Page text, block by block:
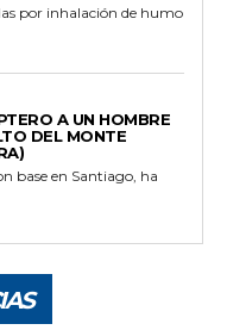
por inhalación de humo
A UN HOMBRE
DEL MONTE
base en Santiago, ha